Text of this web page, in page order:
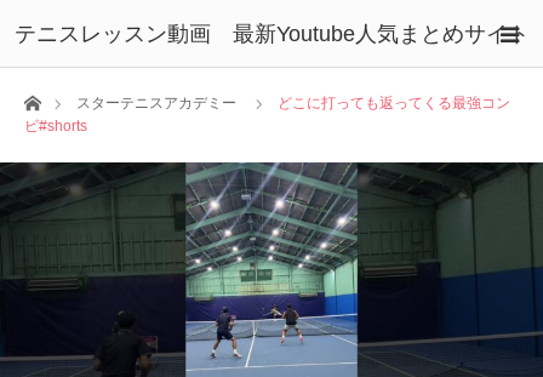
テニスレッスン動画 最新Youtube人気まとめサイト
ホームスターテニスアカデミー
どこに打っても返ってくる最強コン
ビ#shorts